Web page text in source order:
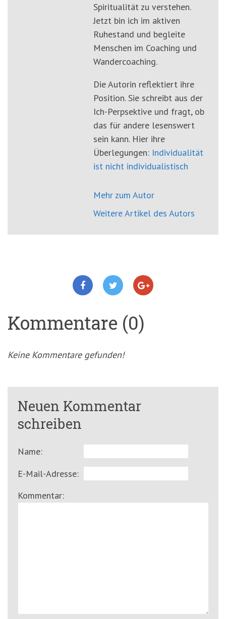
Spiritualität zu verstehen.
Jetzt bin ich im aktiven
Ruhestand und begleite
Menschen im Coaching und
Wandercoaching.
Die Autorin reflektiert ihre
Position. Sie schreibt aus der
Ich-Perpsektive und fragt, ob
das für andere lesenswert
sein kann. Hier ihre
Überlegungen: Individualität
ist nicht individualistisch
Mehr zum Autor
Weitere Artikel des Autors
Kommentare (0)
Keine Kommentare gefunden!
Neuen Kommentar
schreiben
Name:
E-Mail-Adresse:
Kommentar: